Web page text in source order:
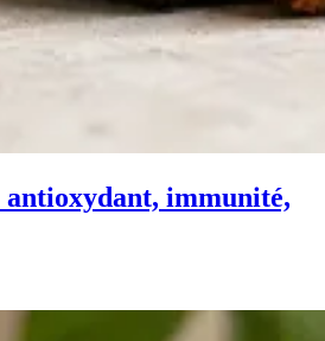
antioxydant, immunité,